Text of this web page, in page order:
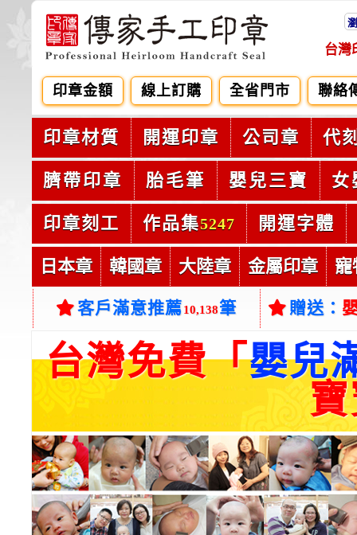
台灣
印章金額 線上訂購 全省門市 聯絡
印章材質 開運印章 公司章 代
臍帶印章 胎毛筆 嬰兒三寶 女
印章刻工 作品集5247 開運字體
日本章 韓國章 大陸章 金屬印章 寵
客戶滿意推薦10,138筆 贈送：
台灣免費「嬰兒